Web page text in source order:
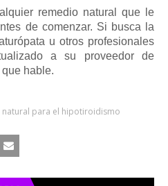
remedio natural que le
de comenzar. Si busca la
u otros profesionales
a su proveedor de
hable.
para el hipotiroidismo